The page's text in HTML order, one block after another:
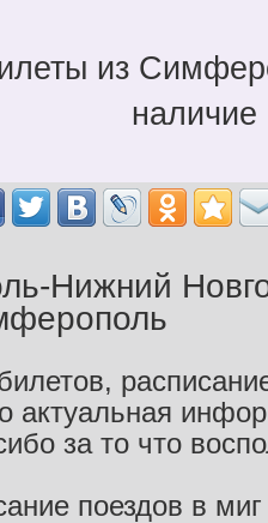
из
наличие
Нижний
актуальная
за то что
поездов в